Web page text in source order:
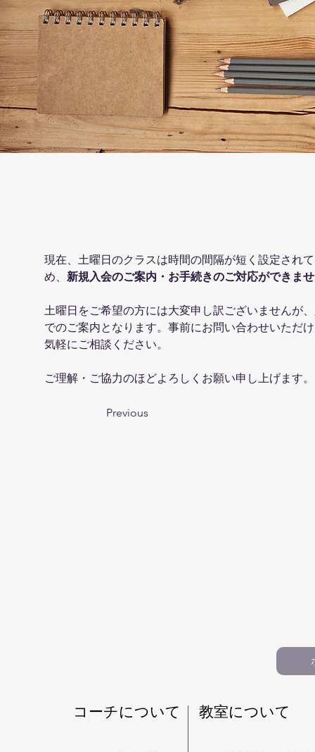
現在、土曜日のクラスは時間の間隔が短く設定され
め、 新規入会のご案内・お手続きのご対応ができま
土曜日をご希望の方には大変申し訳ございませんが
でのご案内となります。事前にお問い合わせいただ
気軽にご相談ください。
ご理解・ご協力のほどよろしくお願い申し上げます。
Previous
​コーチについて ​教室について